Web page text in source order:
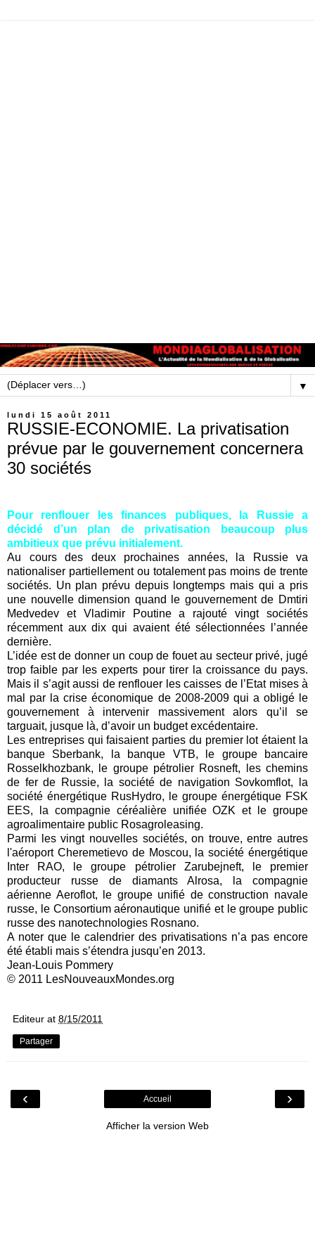
▼
lundi 15 août 2011
RUSSIE-ECONOMIE. La privatisation
prévue par le gouvernement concernera
30 sociétés
Pour renflouer les finances publiques, la Russie a
décidé d’un plan de privatisation beaucoup plus
ambitieux que prévu initialement.
Au cours des deux prochaines années, la Russie va
nationaliser partiellement ou totalement pas moins de trente
sociétés. Un plan prévu depuis longtemps mais qui a pris
une nouvelle dimension quand le gouvernement de Dmtiri
Medvedev et Vladimir Poutine a rajouté vingt sociétés
récemment aux dix qui avaient été sélectionnées l’année
dernière.
L’idée est de donner un coup de fouet au secteur privé, jugé
trop faible par les experts pour tirer la croissance du pays.
Mais il s’agit aussi de renflouer les caisses de l’Etat mises à
mal par la crise économique de 2008-2009 qui a obligé le
gouvernement à intervenir massivement alors qu’il se
targuait, jusque là, d’avoir un budget excédentaire.
Les entreprises qui faisaient parties du premier lot étaient la
banque Sberbank, la banque VTB, le groupe bancaire
Rosselkhozbank, le groupe pétrolier Rosneft, les chemins
de fer de Russie, la société de navigation Sovkomflot, la
société énergétique RusHydro, le groupe énergétique FSK
EES, la compagnie céréalière unifiée OZK et le groupe
agroalimentaire public Rosagroleasing.
Parmi les vingt nouvelles sociétés, on trouve, entre autres
l'aéroport Cheremetievo de Moscou, la société énergétique
Inter RAO, le groupe pétrolier Zarubejneft, le premier
producteur russe de diamants Alrosa, la compagnie
aérienne Aeroflot, le groupe unifié de construction navale
russe, le Consortium aéronautique unifié et le groupe public
russe des nanotechnologies Rosnano.
A noter que le calendrier des privatisations n’a pas encore
été établi mais s’étendra jusqu’en 2013.
Jean-Louis Pommery
© 2011 LesNouveauxMondes.org
Editeur at 8/15/2011
Partager
‹ ›
Accueil
Afficher la version Web